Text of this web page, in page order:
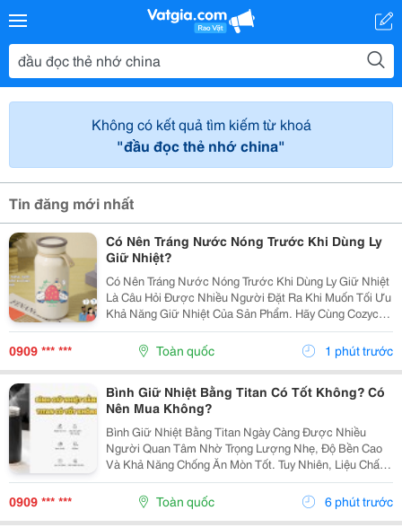
Không có kết quả tìm kiếm từ khoá
"đầu đọc thẻ nhớ china"
Tin đăng mới nhất
Có Nên Tráng Nước Nóng Trước Khi Dùng Ly
Giữ Nhiệt?
Có Nên Tráng Nước Nóng Trước Khi Dùng Ly Giữ Nhiệt
Là Câu Hỏi Được Nhiều Người Đặt Ra Khi Muốn Tối Ưu
Khả Năng Giữ Nhiệt Của Sản Phẩm. Hãy Cùng Cozycup
Tìm Hiểu Chi Tiết Trong Bài Viết Dưới Đây Để Sử Dụng
Ly Giữ Nhiệt Hiệu Quả Và Bền Lâu Hơn. 1. Có...
0909 *** *** Toàn quốc 1 phút trước
Bình Giữ Nhiệt Bằng Titan Có Tốt Không? Có
Nên Mua Không?
Bình Giữ Nhiệt Bằng Titan Ngày Càng Được Nhiều
Người Quan Tâm Nhờ Trọng Lượng Nhẹ, Độ Bền Cao
Và Khả Năng Chống Ăn Mòn Tốt. Tuy Nhiên, Liệu Chất
Liệu Titan Có Thực Sự Vượt Trội So Với Inox 304 Hoặc
Inox 316? Bài Viết Dưới Đây Sẽ Giúp Bạn Hiểu Rõ
0909 *** *** Toàn quốc 6 phút trước